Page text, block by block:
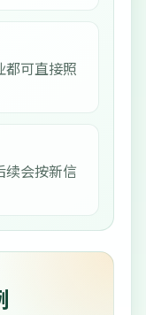
都可直接照
续会按新信